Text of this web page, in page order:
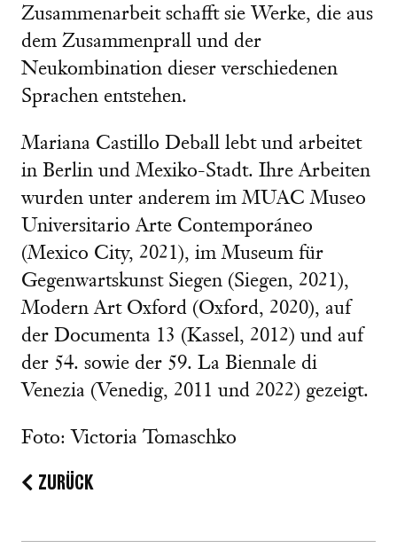
Zusammenarbeit schafft sie Werke, die aus
dem Zusammenprall und der
Neukombination dieser verschiedenen
Sprachen entstehen.
Mariana Castillo Deball lebt und arbeitet
in Berlin und Mexiko-Stadt. Ihre Arbeiten
wurden unter anderem im MUAC Museo
Universitario Arte Contemporáneo
(Mexico City, 2021), im Museum für
Gegenwartskunst Siegen (Siegen, 2021),
Modern Art Oxford (Oxford, 2020), auf
der Documenta 13 (Kassel, 2012) und auf
der 54. sowie der 59. La Biennale di
Venezia (Venedig, 2011 und 2022) gezeigt.
Foto: Victoria Tomaschko
ZURÜCK